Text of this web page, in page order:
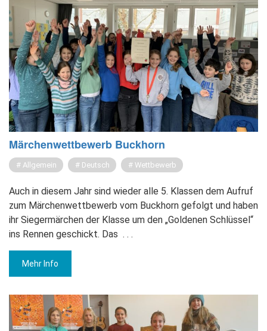
Mär­chen­wett­be­werb Buck­horn
Allgemein Deutsch Wettbewerb
Auch in diesem Jahr sind wieder alle 5. Klassen dem Aufruf
zum Märchenwettbewerb vom Buckhorn gefolgt und haben
ihr Siegermärchen der Klasse um den „Goldenen Schlüssel“
ins Rennen geschickt. Das . . .
Mehr Info